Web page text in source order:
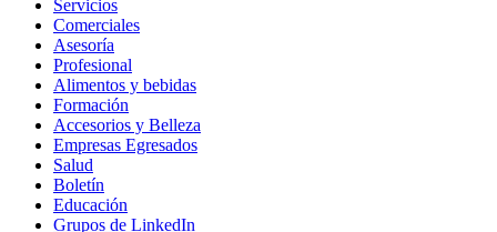
Servicios
Comerciales
Asesoría
Profesional
Alimentos y bebidas
Formación
Accesorios y Belleza
Empresas Egresados
Salud
Boletín
Educación
Grupos de LinkedIn